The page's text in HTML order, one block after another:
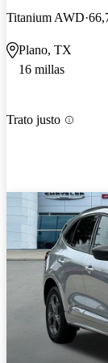
Titanium AWD
Plano, TX
16 millas
Trato justo